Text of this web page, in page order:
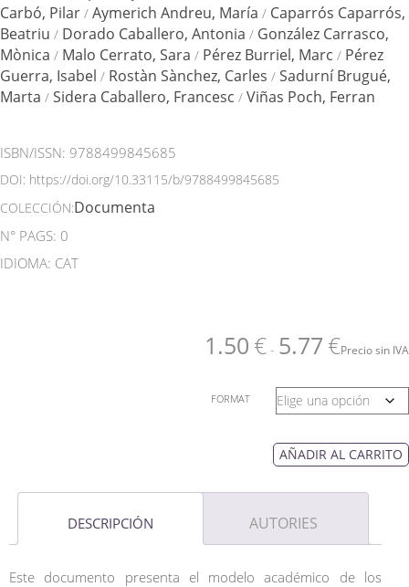
Carbó, Pilar / Aymerich Andreu, María / Caparrós Caparrós,
Beatriu / Dorado Caballero, Antonia / González Carrasco,
Mònica / Malo Cerrato, Sara / Pérez Burriel, Marc / Pérez
Guerra, Isabel / Rostàn Sànchez, Carles / Sadurní Brugué,
Marta / Sidera Caballero, Francesc / Viñas Poch, Ferran
ISBN/ISSN: 9788499845685
DOI: https://doi.org/10.33115/b/9788499845685
COLECCIÓN:Documenta
N° PAGS: 0
IDIOMA: CAT
1.50 € - 5.77 €Precio sin IVA
FORMAT
AÑADIR AL CARRITO
DESCRIPCIÓN AUTORIES
Este documento presenta el modelo académico de los